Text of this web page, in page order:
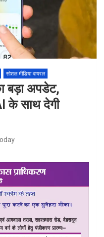
सोशल मीडिया वायरल
बड़ा अपडेट,
के साथ देगी